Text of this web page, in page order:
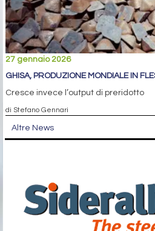
27 gennaio 2026
GHISA, PRODUZIONE MONDIALE IN
Cresce invece l’output di preridotto
di Stefano Gennari
Altre News